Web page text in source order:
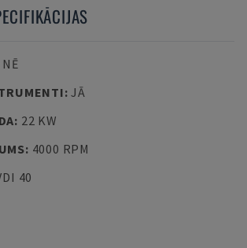
NĒ
:JĀ
: 22 KW
: 4000 RPM
40